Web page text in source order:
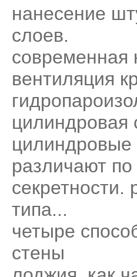
нанесение
слоев.
современная
вентиляция
цилиндровая
различают по
секретности.
типа...
четыре
стены